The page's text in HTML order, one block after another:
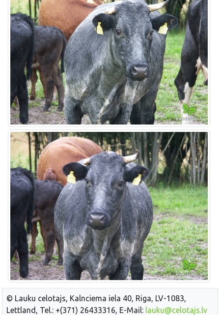
© Lauku celotajs, Kalnciema iela 40, Riga, LV-1083,
Lettland, Tel.: +(371) 26433316, E-Mail: lauku@celotajs.lv